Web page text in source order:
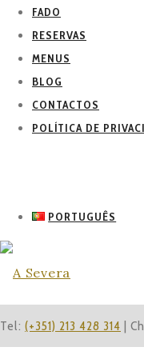
FADO
RESERVAS
MENUS
BLOG
CONTACTOS
POLÍTICA DE
PORTUGUÊS
Tel: (+351) 213 428 314 |